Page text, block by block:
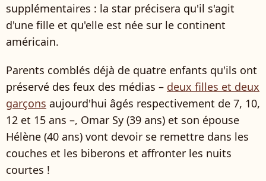
supplémentaires : la star précisera qu'il s'agit
d'une fille et qu'elle est née sur le continent
américain.
Parents comblés déjà de quatre enfants qu'ils ont
préservé des feux des médias – deux filles et deux
garçons aujourd'hui âgés respectivement de 7, 10,
12 et 15 ans –, Omar Sy (39 ans) et son épouse
Hélène (40 ans) vont devoir se remettre dans les
couches et les biberons et affronter les nuits
courtes !